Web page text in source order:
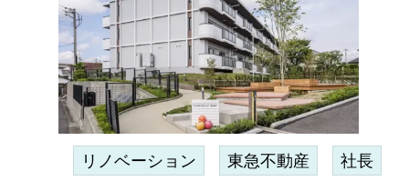
リノベーション 東急不動産 社長